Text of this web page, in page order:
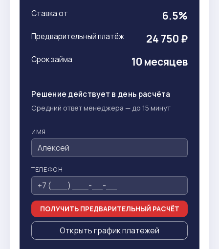
Ставка от 6.5%
Предварительный платёж 24 750 ₽
Срок займа 10 месяцев
Решение действует в день расчёта
Средний ответ менеджера — до 15 минут
ИМЯ
ТЕЛЕФОН
ПОЛУЧИТЬ ПРЕДВАРИТЕЛЬНЫЙ РАСЧЁТ
Открыть график платежей